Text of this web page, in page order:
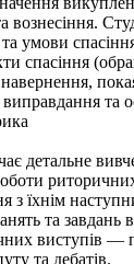
вознесіння.
умови
спасіння
та
детальне
з їхнім
та завдань
виступів —
та дебатів.